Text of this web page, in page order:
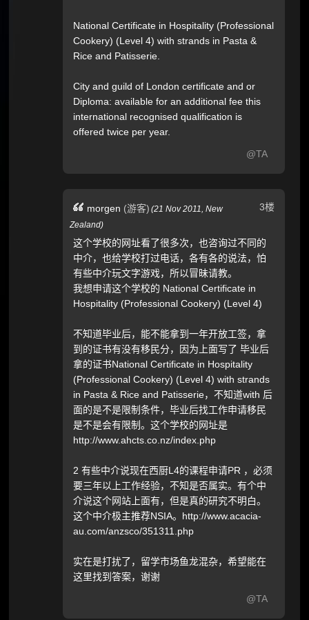
National Certificate in Hospitality (Professional
Cookery) (Level 4) with strands in Pasta &
Rice and Patisserie.
City and guild of London certificate and or
Diploma: available for an additional fee this
international recognised qualification is
offered twice per year.
@TA
3楼
morgen (游客) (21 Nov 2011,New
Zealand)
这个学校的网址看了很多次，也咨询过不同的
中介，也给学校打过电话，各有各的说法，怕
有些中介玩文字游戏，所以冒昧请教。
我想申请这个学校的 National Certificate in
Hospitality (Professional Cookery) (Level 4)
不知道毕业后，能不能拿到一年开放工签，拿
到的证书有没有移民分，因为上面写了 毕业后
拿的证书National Certificate in Hospitality
(Professional Cookery) (Level 4) with strands
in Pasta & Rice and Patisserie，不知道with 后
面的是不是限制条件，毕业后找工作申请移民
是不是会有限制。这个学校的网址是
http://www.ahcts.co.nz/index.php
2 有些中介说现在西厨L4的课程申请PR ，必须
要三年以上工作经验，不知是否属实。有个中
介说这个网站上面有，但是真的研究不明白。
这个中介极主推荐NSIA。http://www.acacia-
au.com/anzsco/351311.php
实在是打扰了，留学市场鱼龙混杂，希望能在
这里找到答案，谢谢
@TA